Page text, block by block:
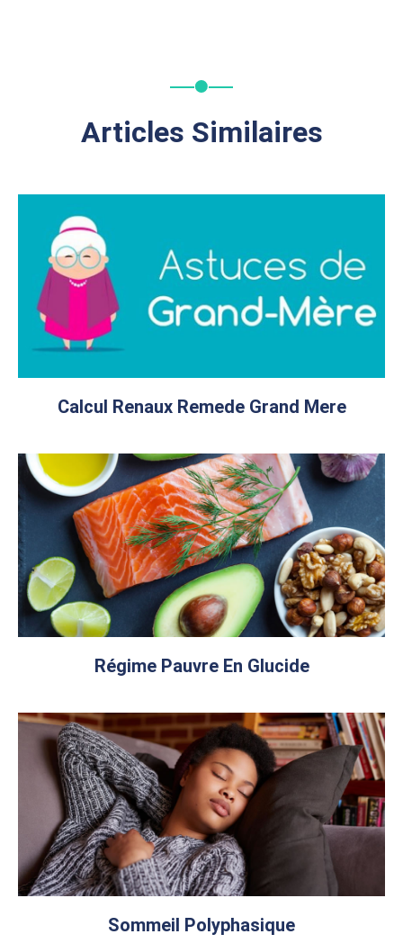
Articles Similaires
Calcul Renaux Remede Grand Mere
Régime Pauvre En Glucide
Sommeil Polyphasique